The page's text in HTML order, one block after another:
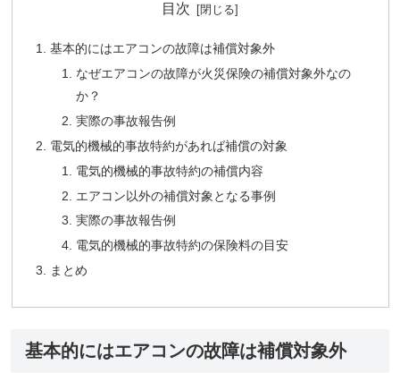
目次
基本的にはエアコンの故障は補償対象外
なぜエアコンの故障が火災保険の補償対象外なの
か？
実際の事故報告例
電気的機械的事故特約があれば補償の対象
電気的機械的事故特約の補償内容
エアコン以外の補償対象となる事例
実際の事故報告例
電気的機械的事故特約の保険料の目安
まとめ
基本的にはエアコンの故障は補償対象外